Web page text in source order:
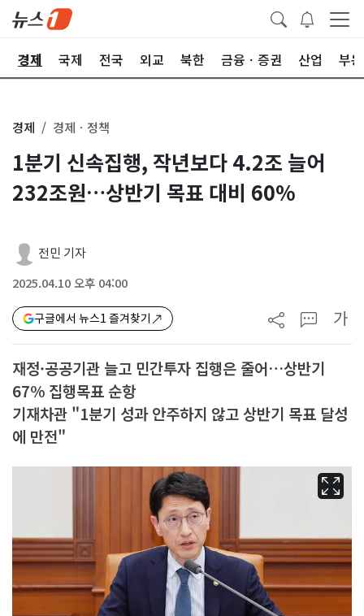
경제 국제 전국 외교 북한 금융ㆍ증권 산업 부
경제 경제ㆍ정책
1분기 신속집행, 작년보다 4.2조 늘어
232조원…상반기 목표 대비 60%
전민 기자
2025.04.10 오후 04:00
구글에서 뉴스1 즐겨찾기 가
재정·공공기관 늘고 민간투자 집행은 줄어…상반기
67% 집행목표 순항
기재차관 "1분기 성과 안주하지 않고 상반기 목표 달성
에 만전"